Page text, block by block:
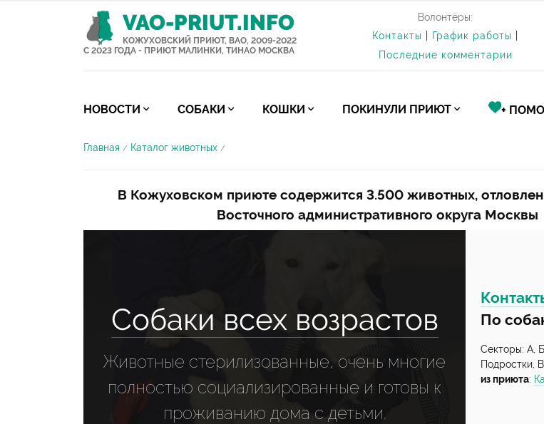
VAO-PRIUT.INFO
КОЖУХОВСКИЙ ПРИЮТ, ВАО, 2009-2022
С 2023 ГОДА - ПРИЮТ МАЛИНКИ, ТИНАО МОСКВА
Волонтёры:
Контакты
График работы
Последние комментарии
НОВОСТИ СОБАКИ КОШКИ ПОКИНУЛИ ПРИЮТ +
Главная / Каталог животных /
В Кожуховском приюте содержится 3.500 животных,
Восточного административного округа Москвы
Собаки всех возрастов
Животные стерилизованные, очень многие
полностью социализированные и готовы к
проживанию дома с детьми.
По
Секторы: А,
Подростки,
из приюта: